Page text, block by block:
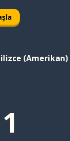
(Amerikan)